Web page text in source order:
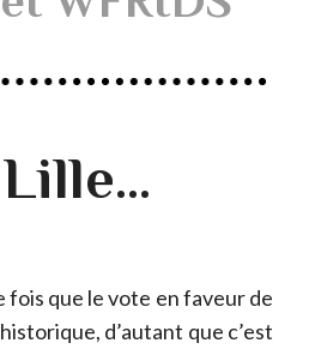
fois que le vote en faveur de
d’autant que c’est